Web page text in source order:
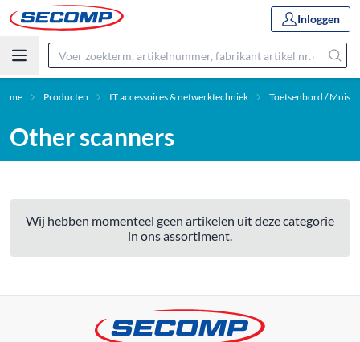
Inloggen
Producten IT accessoires & netwerktechniek Toetsenbord / Muis
Other scanners
Wij hebben momenteel geen artikelen uit deze categorie
in ons assortiment.